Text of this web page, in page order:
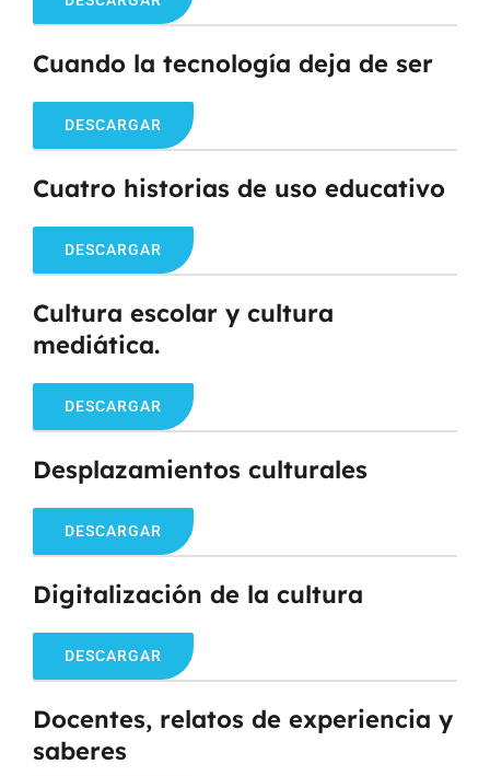
Cuando la tecnología deja de ser
DESCARGAR
Cuatro historias de uso educativo
DESCARGAR
Cultura escolar y cultura
mediática.
DESCARGAR
Desplazamientos culturales
DESCARGAR
Digitalización de la cultura
DESCARGAR
Docentes, relatos de experiencia y
saberes